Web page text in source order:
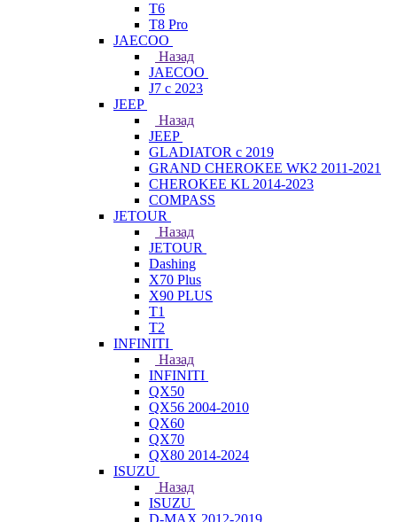
T6
T8 Pro
JAECOO
Назад
JAECOO
J7 с 2023
JEEP
Назад
JEEP
GLADIATOR с 2019
GRAND CHEROKEE WK2 2011-2021
CHEROKEE KL 2014-2023
COMPASS
JETOUR
Назад
JETOUR
Dashing
X70 Plus
X90 PLUS
T1
T2
INFINITI
Назад
INFINITI
QX50
QX56 2004-2010
QX60
QX70
QX80 2014-2024
ISUZU
Назад
ISUZU
D-MAX 2012-2019